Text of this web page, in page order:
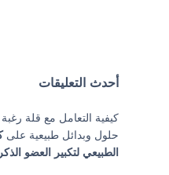
أحدث التعليقات
كيفية التعامل مع قلة
حلول وبدائل طبيعية على
الطبيعي لتكبير العضو